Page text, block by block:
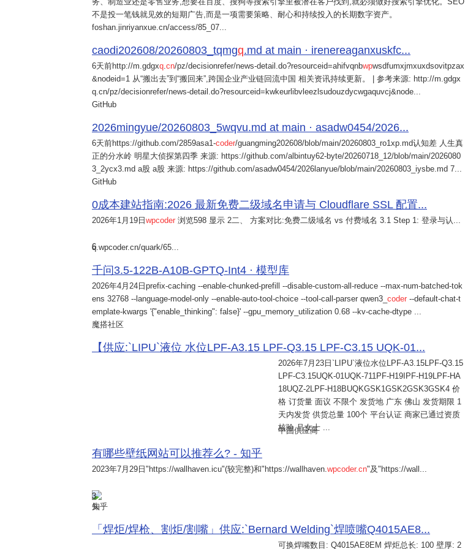
不是投一笔钱就见效的短期广告,而是一项需要策略、耐心和持续投入的长期数字资产。
foshan.jinriyanxue.cn/access/85_07...
caodi202608/20260803_tqmgq.md at main · irenereaganxuskfc...
6天前http://m.gdgxq cn/pz/decisionrefer/news-detail.do?resourceid=ahifvqnbwpwsdfumxjmxuxdsovitpzax
&nodeid=1 从“搬出去”到“搬回来”,跨国企业产业链回流中国 相关资讯持续更新。 | 参考来源: http://m.gdgx
q.cn/pz/decisionrefer/news-detail.do?resourceid=kwkeurlibvleezlsudouzdycwgaquvcj&node...
GitHub
2026mingyue/20260803_5wqvu.md at main · asadw0454/2026...
6天前https://github.com/2859asa1-coder/guangming202608/blob/main/20260803_ro1xp.md认知差 人生真
正的分水岭 明星大侦探第四季 来源: https://github.com/albintuy62-byte/20260718_12/blob/main/2026080
3_2ycx3.md a股 a股 来源: https://github.com/asadw0454/2026lanyue/blob/main/20260803_iysbe.md 7...
GitHub
0成本建站指南:2026 最新免费二级域名申请与 Cloudflare SSL 配置...
2026年1月19日wpcoder 浏览598 显示 2二、 方案对比:免费二级域名 vs 付费域名 3.1 Step 1: 登录与认...
6
q.wpcoder.cn/quark/65...
千问3.5-122B-A10B-GPTQ-Int4 · 模型库
2026年4月24日 prefix-caching --enable-chunked-prefill --disable-custom-all-reduce --max-num-batched-tok
ens 32768 --language-model-only --enable-auto-tool-choice --tool-call-parser qwen3_ coder --default-chat-t
emplate-kwargs '{"enable_thinking": false}' --gpu_memory_utilization 0.68 --kv-cache-dtype ...
魔搭社区
【供应:`LIPU`液位 水位LPF-A3.15 LPF-Q3.15 LPF-C3.15 UQK-01...
2026年7月23日 `LIPU`液位水位LPF-A3.15LPF-Q3.15
LPF-C3.15UQK-01UQK-711PF-H19IPF-H19LPF-HA
18UQZ-2LPF-H18BUQKGSK1GSK2GSK3GSK4 价
格 订货量 面议 不限个 发货地 广东 佛山 发货期限 1
天内发货 供货总量 100个 平台认证 商家已通过资质
核验 吕女士 ...
中国供应商
有哪些壁纸网站可以推荐么? - 知乎
2023年7月29日 "https://wallhaven.icu"(较完整)和"https://wallhaven.wpcoder.cn"及"https://wall...
3
知乎
「焊炬/焊枪、割炬/割嘴」供应:`Bernard Welding`焊喷嘴Q4015AE8...
可换焊嘴数目: Q4015AE8EM 焊炬总长: 100 壁厚: 2